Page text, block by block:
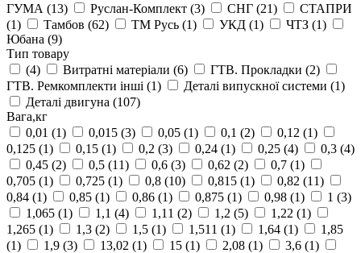
ГУМА (13) Руслан-Комплект (3) СНГ (21)
СТАПРИ
(1)
Тамбов (62) ТМ Русь (1) УКД (1) ЧТЗ (1)
Юбана (9)
Тип товару
(4)
Витратні матеріали (6) ГТВ. Прокладки (2)
ГТВ. Ремкомплекти інші (1) Деталі випускної системи (1)
Деталі двигуна (107)
Вага,кг
0,01 (1) 0,015 (3) 0,05 (1) 0,1 (2) 0,12 (1)
0,125 (1) 0,15 (1) 0,2 (3) 0,24 (1) 0,25 (4) 0,3 (4)
0,45 (2) 0,5 (11) 0,6 (3) 0,62 (2) 0,7 (1)
0,705 (1) 0,725 (1) 0,8 (10) 0,815 (1) 0,82 (11)
0,84 (1) 0,85 (1) 0,86 (1) 0,875 (1) 0,98 (1) 1 (3)
1,065 (1) 1,1 (4) 1,11 (2) 1,2 (5) 1,22 (1)
1,265 (1) 1,3 (2) 1,5 (1) 1,511 (1) 1,64 (1)
1,85
(1)
1,9 (3) 13,02 (1) 15 (1) 2,08 (1) 3,6 (1)